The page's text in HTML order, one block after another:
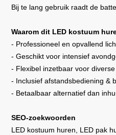
Bij te lang gebruik raadt de
Waarom dit LED kostuum
- Professioneel en opvallend
- Geschikt voor intensief
- Flexibel inzetbaar voor
- Inclusief afstandsbediening &
- Betaalbaar alternatief dan
SEO-zoekwoorden
LED kostuum huren, LED pak